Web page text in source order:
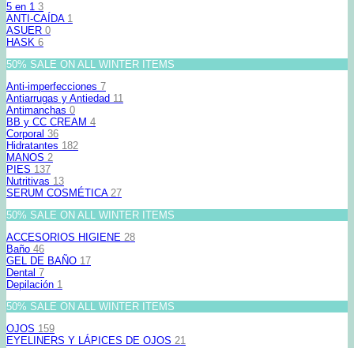
5 en 1 3
ANTI-CAÍDA 1
ASUER 0
HASK 6
50% SALE ON ALL WINTER ITEMS
Anti-imperfecciones 7
Antiarrugas y Antiedad 11
Antimanchas 0
BB y CC CREAM 4
Corporal 36
Hidratantes 182
MANOS 2
PIES 137
Nutritivas 13
SERUM COSMÉTICA 27
50% SALE ON ALL WINTER ITEMS
ACCESORIOS HIGIENE 28
Baño 46
GEL DE BAÑO 17
Dental 7
Depilación 1
50% SALE ON ALL WINTER ITEMS
OJOS 159
EYELINERS Y LÁPICES DE OJOS 21